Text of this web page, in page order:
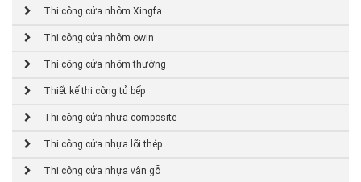
Thi công cửa nhôm Xingfa
Thi công cửa nhôm owin
Thi công cửa nhôm thường
Thiết kế thi công tủ bếp
Thi công cửa nhựa composite
Thi công cửa nhựa lõi thép
Thi công cửa nhựa vân gỗ